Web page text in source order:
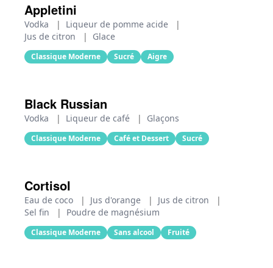
Appletini
Vodka | Liqueur de pomme acide
|
Jus de citron
| Glace
Classique Moderne Sucré Aigre
Black Russian
Vodka | Liqueur de café | Glaçons
Classique Moderne Café et Dessert Sucré
Cortisol
Eau de coco | Jus d'orange | Jus de citron
|
Sel fin
| Poudre de magnésium
Classique Moderne Sans alcool Fruité